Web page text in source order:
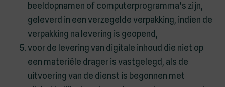
beeldopnamen of computerprogramma’s zijn,
geleverd in een verzegelde verpakking, indien de
verpakking na levering is geopend,
voor de levering van digitale inhoud die niet op
een materiële drager is vastgelegd, als de
uitvoering van de dienst is begonnen met